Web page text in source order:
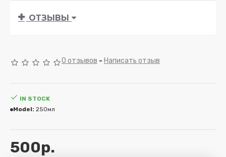
ОТЗЫВЫ
0 отзывов - Написать отзыв
500р.
IN STOCK
Model: 250мл